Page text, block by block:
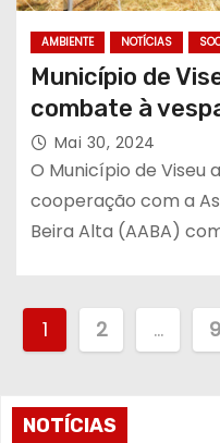
AMBIENTE NOTÍCIAS
Município de
combate à
Mai 30, 2024
O Município de Viseu
cooperação com a
Beira Alta (AABA)
g
1 2 … 9
NOTÍCIAS